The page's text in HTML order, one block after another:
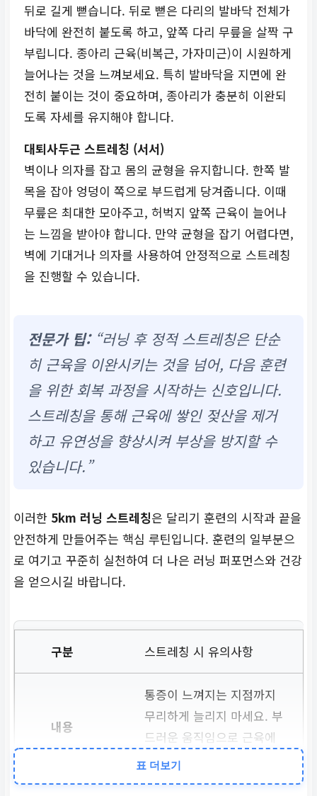
뒤로 길게 뻗습니다. 뒤로 뻗은 다리의 발바닥 전체가
바닥에 완전히 붙도록 하고, 앞쪽 다리 무릎을 살짝 구
부립니다. 종아리 근육(비복근, 가자미근)이 시원하게
늘어나는 것을 느껴보세요. 특히 발바닥을 지면에 완
전히 붙이는 것이 중요하며, 종아리가 충분히 이완되
도록 자세를 유지해야 합니다.
대퇴사두근 스트레칭 (서서)
벽이나 의자를 잡고 몸의 균형을 유지합니다. 한쪽 발
목을 잡아 엉덩이 쪽으로 부드럽게 당겨줍니다. 이때
무릎은 최대한 모아주고, 허벅지 앞쪽 근육이 늘어나
는 느낌을 받아야 합니다. 만약 균형을 잡기 어렵다면,
벽에 기대거나 의자를 사용하여 안정적으로 스트레칭
을 진행할 수 있습니다.
전문가 팁:“러닝 후 정적 스트레칭은 단순
히 근육을 이완시키는 것을 넘어, 다음 훈련
을 위한 회복 과정을 시작하는 신호입니다.
스트레칭을 통해 근육에 쌓인 젖산을 제거
하고 유연성을 향상시켜 부상을 방지할 수
있습니다.”
이러한 5km 러닝 스트레칭은 달리기 훈련의 시작과 끝을
안전하게 만들어주는 핵심 루틴입니다. 훈련의 일부분으
로 여기고 꾸준히 실천하여 더 나은 러닝 퍼포먼스와 건강
을 얻으시길 바랍니다.
스트레칭 시 유의사항
통증이 느껴지는 지점까지
무리하게 늘리지 마세요. 부
드러운 움직임으로 근육에
집중하는 것이 중요합니다.
표 더보기